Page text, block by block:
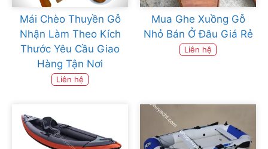
Mái Chèo Thuyền Gỗ
Nhận Làm Theo Kích
Thước Yêu Cầu Giao
Hàng Tận Nơi
Liên hệ
Mua Ghe Xuồng Gỗ
Nhỏ Bán Ở Đâu Giá Rẻ
Liên hệ